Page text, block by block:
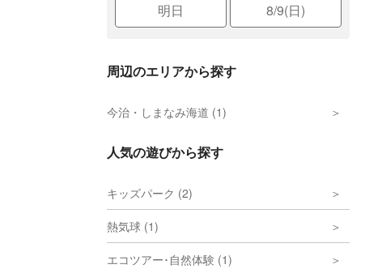
明日 8/9(日)
周辺のエリアから探す
今治・しまなみ海道 (1)
人気の遊びから探す
キッズパーク (2)
熱気球 (1)
エコツアー･自然体験 (1)